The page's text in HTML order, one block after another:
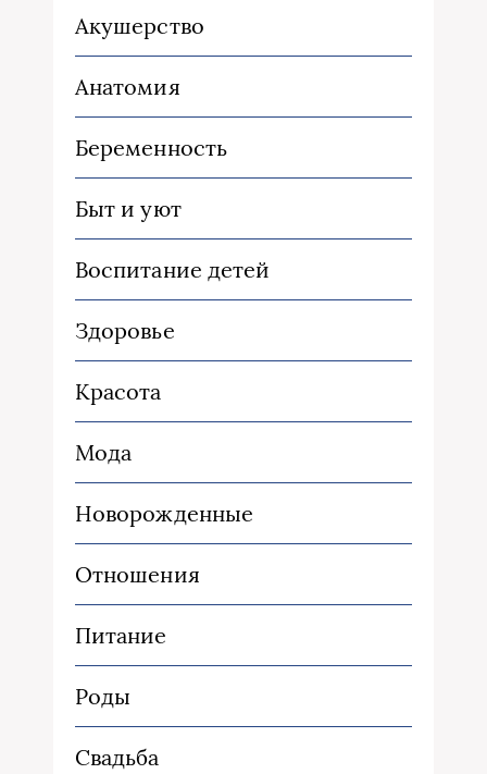
Акушерство
Анатомия
Беременность
Быт и уют
Воспитание детей
Здоровье
Красота
Мода
Новорожденные
Отношения
Питание
Роды
Свадьба